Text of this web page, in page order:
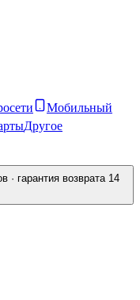
Мобильный
Другое
· гарантия возврата 14